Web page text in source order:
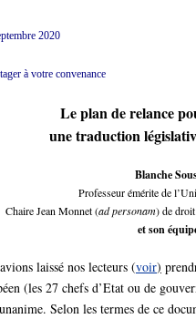
2020
à votre convenance
Le plan de relance
une traduction
Blanche
Professeur émérite de
Chaire Jean Monnet (ad personam) de droit
et son
laissé nos lecteurs (voir)
(les 27 chefs d’Etat ou de
Selon les termes de ce